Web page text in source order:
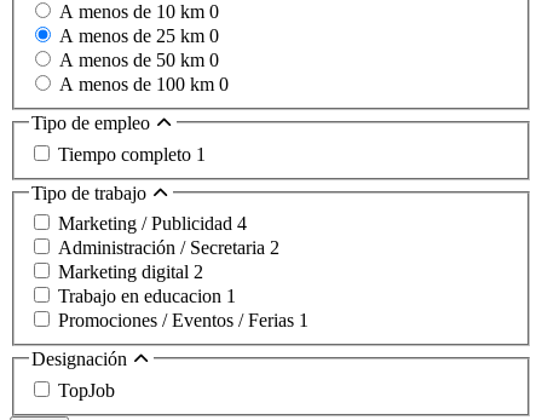
A menos de 10 km 0
A menos de 25 km 0
A menos de 50 km 0
A menos de 100 km 0
Tipo de empleo
Tiempo completo 1
Tipo de trabajo
Marketing / Publicidad 4
Administración / Secretaria 2
Marketing digital 2
Trabajo en educacion 1
Promociones / Eventos / Ferias 1
Designación
TopJob